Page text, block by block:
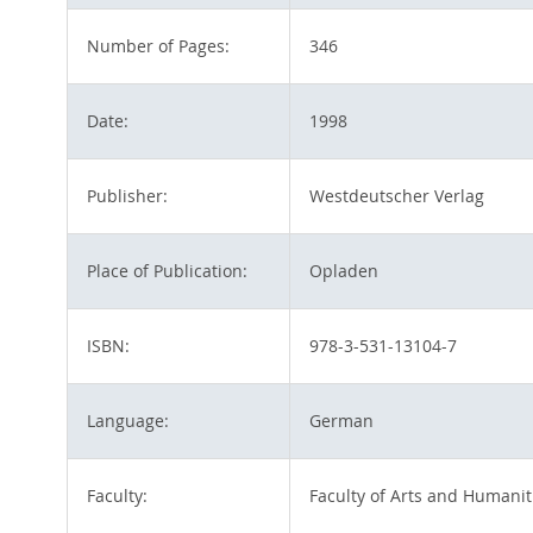
Number of Pages: 346
Date: 1998
Publisher: Westdeutscher Verlag
Place of Publication: Opladen
ISBN: 978-3-531-13104-7
Language: German
Faculty: Faculty of Arts and